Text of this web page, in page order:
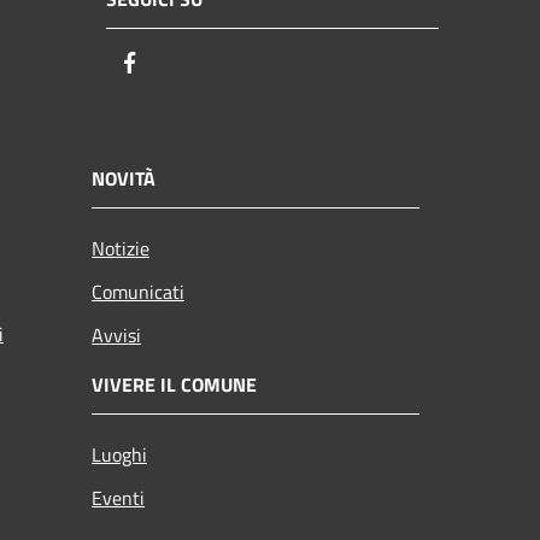
NOVITÀ
Notizie
Comunicati
Avvisi
VIVERE IL COMUNE
Luoghi
Eventi